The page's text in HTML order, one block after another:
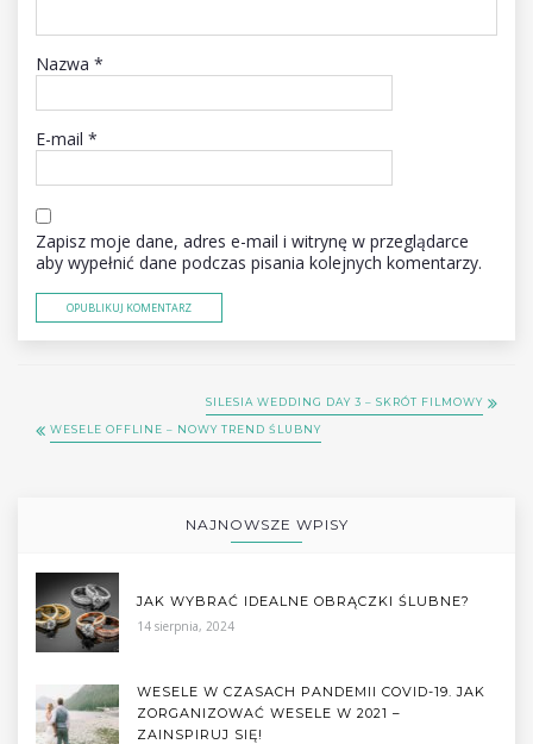
Nazwa *
E-mail *
Zapisz moje dane, adres e-mail i witrynę w przeglądarce
aby wypełnić dane podczas pisania kolejnych komentarzy.
SILESIA WEDDING DAY 3 – SKRÓT FILMOWY
WESELE OFFLINE – NOWY TREND ŚLUBNY
NAJNOWSZE WPISY
JAK WYBRAĆ IDEALNE OBRĄCZKI ŚLUBNE?
14 sierpnia, 2024
WESELE W CZASACH PANDEMII COVID-19. JAK
ZORGANIZOWAĆ WESELE W 2021 –
ZAINSPIRUJ SIĘ!